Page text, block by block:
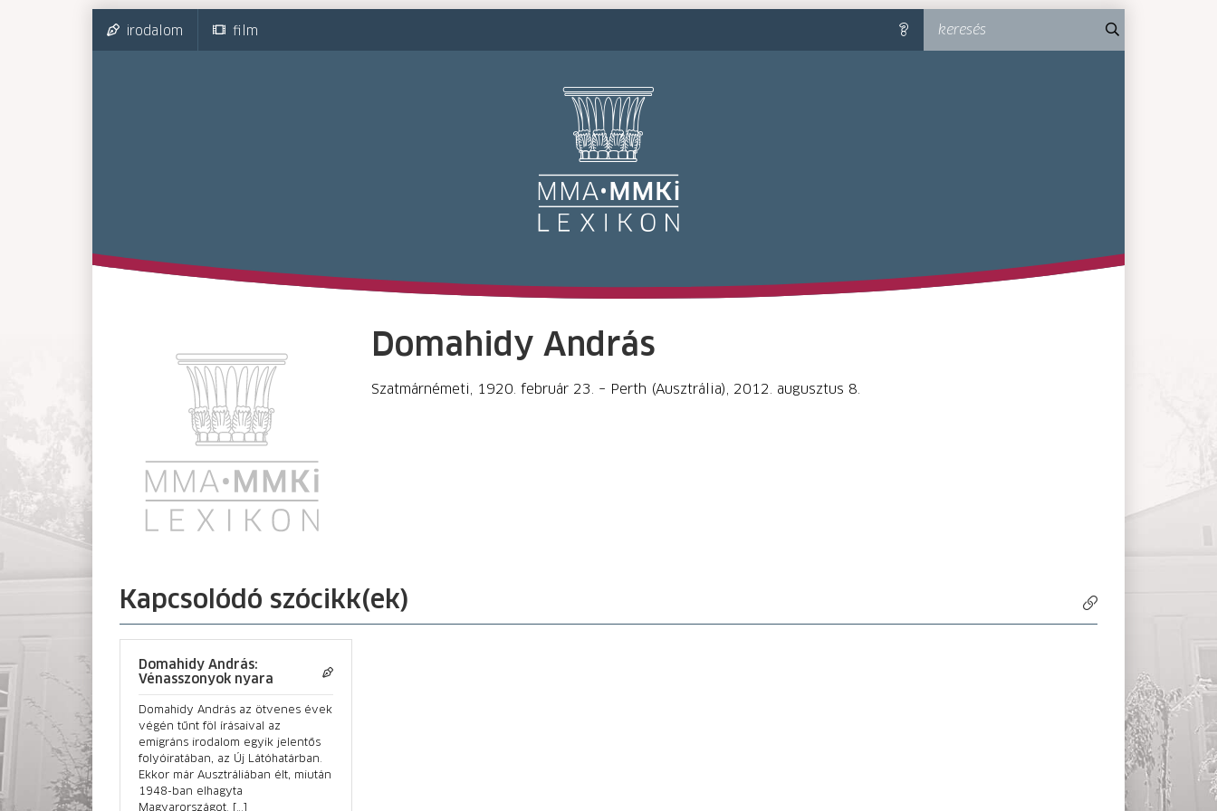
irodalom film súgó
keresés
MMA-
Domahidy András
Szatmárnémeti, 1920. február 23. – Perth (Ausztrália), 2012. augusztus 8.
Kapcsolódó szócikk(ek)
Domahidy András:
Vénasszonyok nyara
Domahidy András az ötvenes évek
végén tűnt föl írásaival az
emigráns irodalom egyik jelentős
folyóiratában, az Új Látóhatárban.
Ekkor már Ausztráliában élt, miután
1948-ban elhagyta
Magyarországot. […]